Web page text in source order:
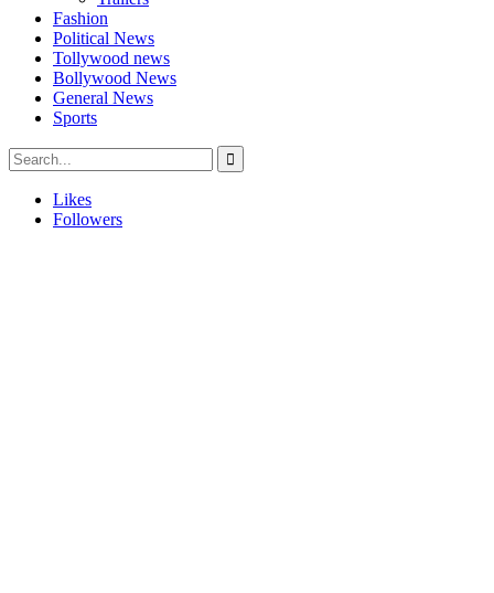
Fashion
Political News
Tollywood news
Bollywood News
General News
Sports
Likes
Followers